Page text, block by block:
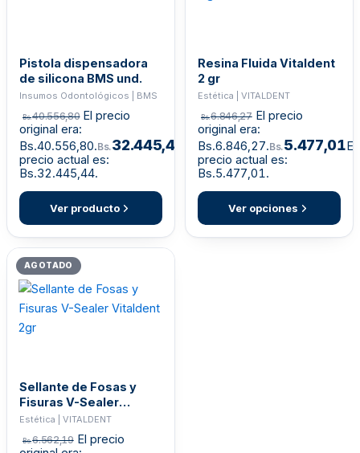
Pistola dispensadora
de silicona BMS und.
Insumos Odontológicos | BMS
Bs.40.556,80 El precio
original era:
Bs.40.556,80.Bs.32.445,44
precio actual es:
Bs.32.445,44.
Ver producto
Resina Fluida Vitaldent
2 gr
Estética | VITALDENT
Bs.6.846,27 El precio
original era:
Bs.6.846,27.Bs.5.477,01El
precio actual es:
Bs.5.477,01.
Ver opciones
AGOTADO
Sellante de Fosas y
Fisuras V-Sealer
Vitaldent 2gr
Estética | VITALDENT
Bs.6.562,19 El precio